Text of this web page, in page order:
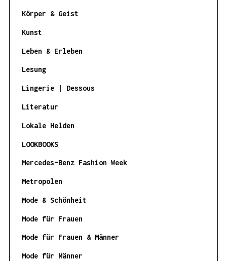
Körper & Geist
Kunst
Leben & Erleben
Lesung
Lingerie | Dessous
Literatur
Lokale Helden
LOOKBOOKS
Mercedes-Benz Fashion Week
Metropolen
Mode & Schönheit
Mode für Frauen
Mode für Frauen & Männer
Mode für Männer